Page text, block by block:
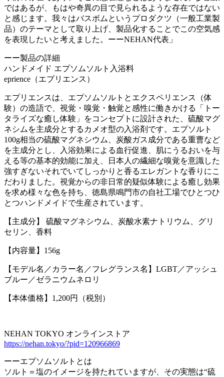
ではあるが、もはや奇異の目で見られるような存在ではない
と感じます。我々はバスボムというプロダクツ（一般工業製
品）のテーマとして取り上げ、製品化することでこの空気感
を表現したいと考えました。ーーNEHAN代表」
ーー製品の詳細
ハンドメイド エプソムソルト入浴料
eprience（エプリエンス）
エプリエンスは、エプソムソルトとエクスペリエンス（体
験）の造語で、視覚・嗅覚・触覚と感性に働きかける「トー
タライズな癒し体験」をコンセプトに設計された、硫酸マグ
ネシムを主成分とするカメオ型の入浴剤です。エプソルト
100g相当の硫酸マグネシウム、炭酸ガス成分である重曹など
を主成分とし、入浴効果による血行促進、肌にうるおいを与
える等の基本的効能に加え、日本人の繊細な嗅覚を意識した
強すぎないそれでいてしっかりと香るエレガントな香りにこ
だわりました。視覚からの非日常的疑似体験による癒し効果
を求め様々な色を持ち、徳島県鳴門市の自社工場でひとつひ
とつハンドメイドで生産されています。
【主成分】 硫酸マグネシウム、炭酸水素ナトリウム、グリ
セリン、香料
【内容量】156g
【モデル名／カラー名／フレグランス名】LGBT／アッシュ
ブルー／ゼラニウムネロリ
【本体価格】1,200円（税別）
NEHAN TOKYO オンラインストア
https://nehan.tokyo/?pid=120966869
ーーエプソムソルトとは
ソルト＝塩のイメージを持たれていますが、その実態は“硫